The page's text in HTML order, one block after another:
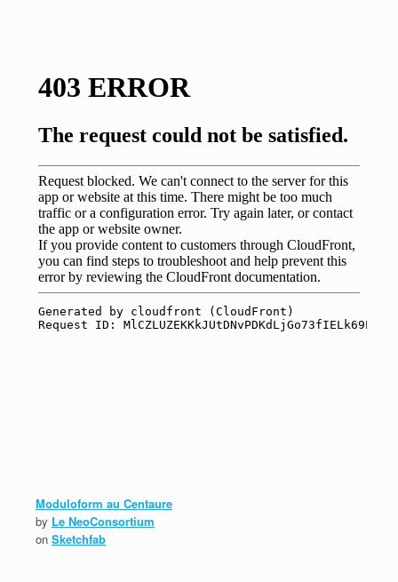
Moduloform au Centaure
by Le NeoConsortium
on Sketchfab